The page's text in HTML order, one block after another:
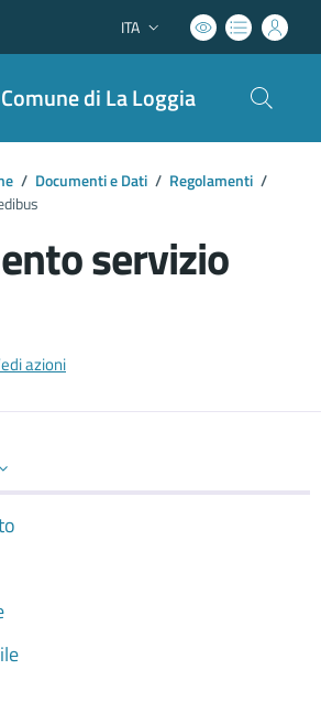
Lingua attiva:
ITA
Comune di La Loggia
/ Documenti e Dati / Regolamenti /
servizio
documento
azioni